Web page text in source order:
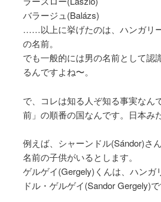
バラージュ(Balázs)
……以上に挙げたのは、ハンガリ
の名前。
でも一般的には男の名前として
るんですよね〜。
で、コレは知る人ぞ知る事実なん
前」の順番の国なんです。日本み
例えば、シャーンドル(Sándor)さ
名前の子供がいるとします。
ゲルゲイ(Gergely)くんは、ハン
ドル・ゲルゲイ(Sandor Gergely)で